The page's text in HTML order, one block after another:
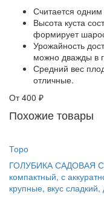
Считается
Высота куста
формирует
Урожайность
можно дважды в
Средний вес
отличные.
От400 ₽
Похожие товары
Торо
ГОЛУБИКА САДОВАЯ
компактный, с
крупные, вкус